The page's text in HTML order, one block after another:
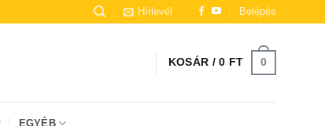
Hírlevél Belépés
KOSÁR /0 FT 0
EGYÉB